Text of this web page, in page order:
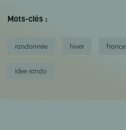
Mots-clés :
randonnée hiver france
idee rando